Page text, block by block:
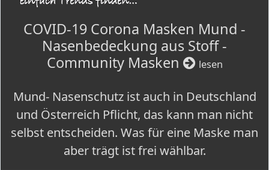
COVID-19 Corona Masken Mund -
Nasenbedeckung aus Stoff -
Community Masken
lesen
Mund- Nasenschutz ist auch in Deutschland
und Österreich Pflicht, das kann man nicht
selbst entscheiden. Was für eine Maske man
aber trägt ist frei wählbar.